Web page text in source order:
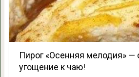
Пирог «Осенняя мелодия» —
угощение к чаю!